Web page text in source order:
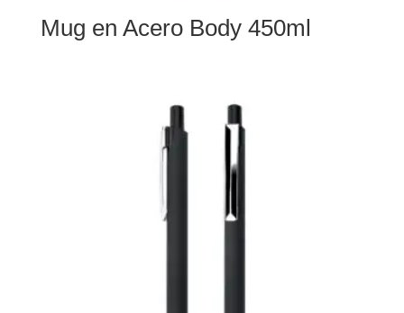
Mug en Acero Body 450ml